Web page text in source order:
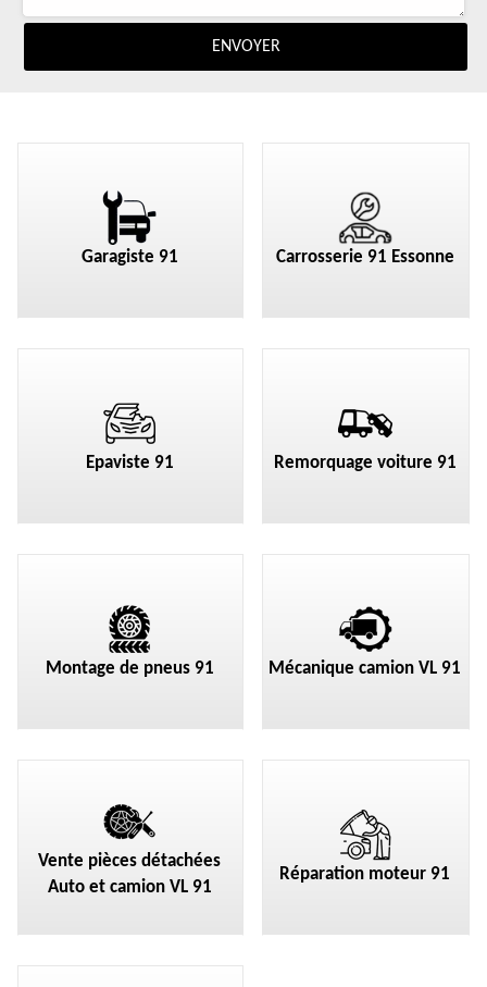
Garagiste 91 Carrosserie 91 Essonne
Epaviste 91 Remorquage voiture 91
Montage de pneus 91 Mécanique camion VL 91
Vente pièces détachées
Auto et camion VL 91
Réparation moteur 91